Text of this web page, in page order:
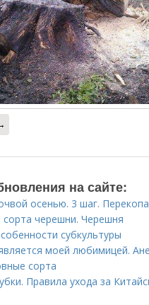
на сайте:
осенью. 3 шаг.
черешни. Черешня
субкультуры
моей любимицей.
сорта
Правила ухода за